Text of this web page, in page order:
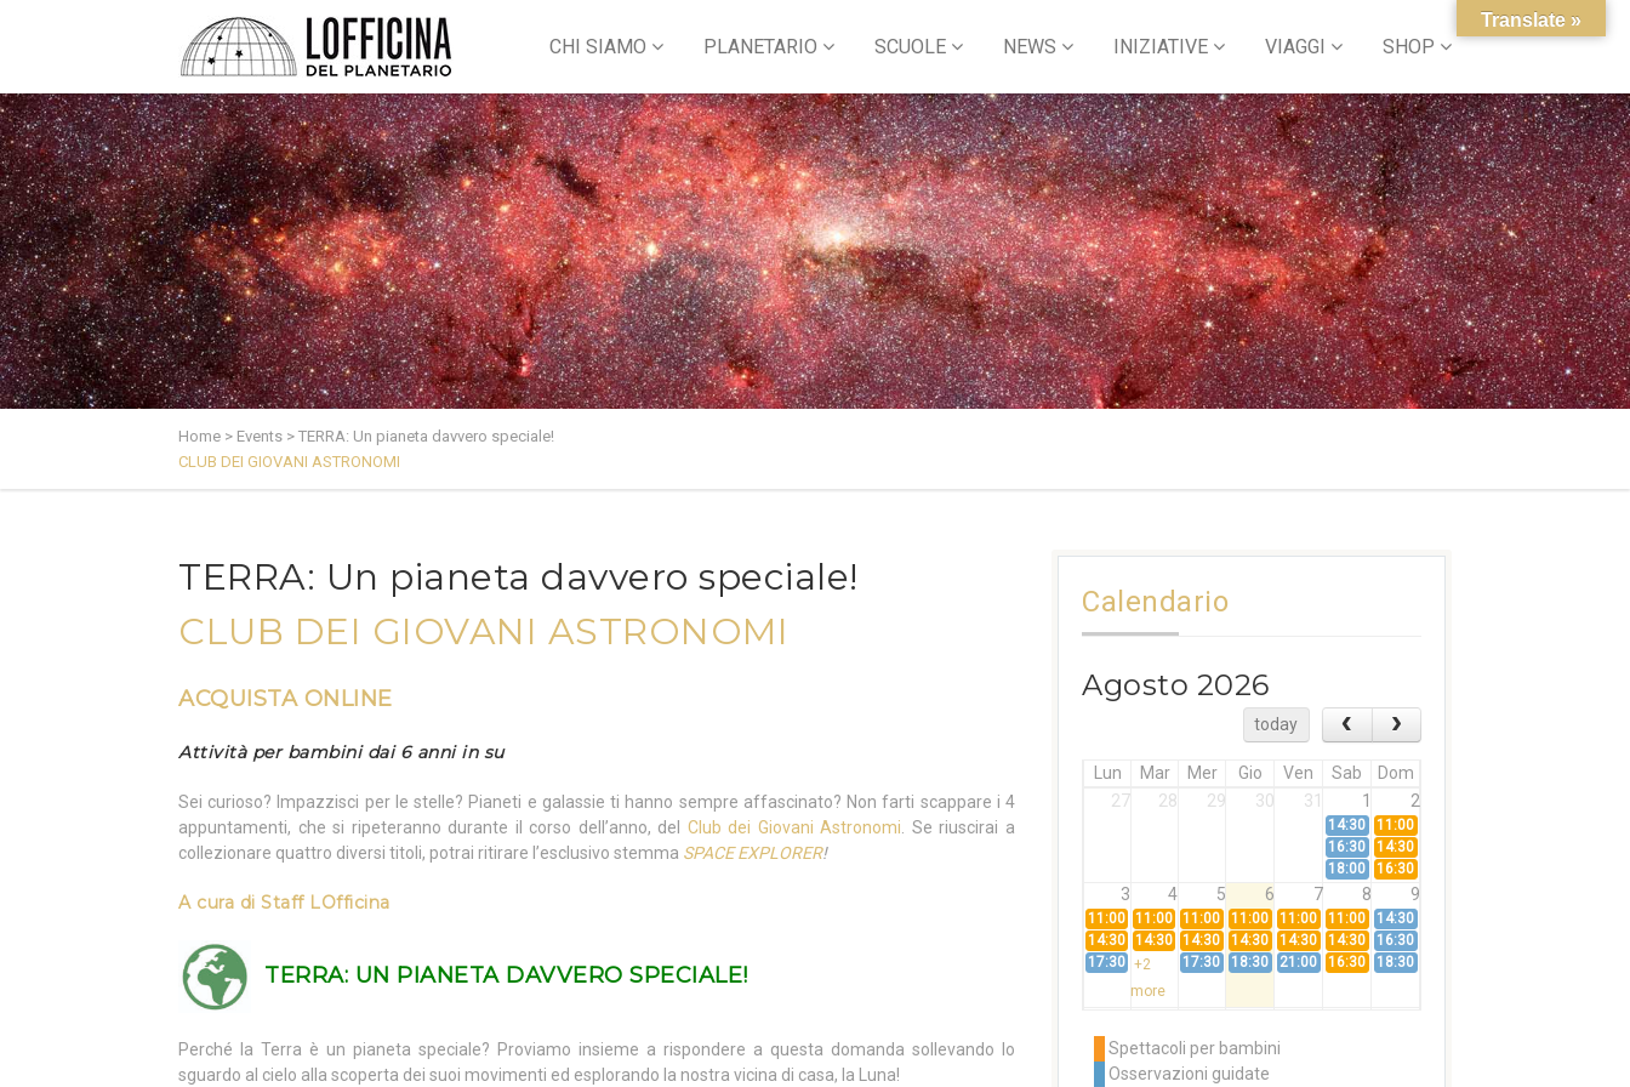
CHI SIAMO PLANETARIO SCUOLE NEWS INIZIATIVE VIAGGI SHOP
Home > Events > TERRA: Un pianeta davvero speciale!
CLUB DEI GIOVANI ASTRONOMI
TERRA: Un pianeta davvero speciale!
CLUB DEI GIOVANI ASTRONOMI
ACQUISTA ONLINE
Attività per bambini dai 6 anni in su
Sei curioso? Impazzisci per le stelle? Pianeti e galassie ti hanno sempre affascinato? Non farti scappare i 4
appuntamenti, che si ripeteranno durante il corso dell’anno, del Club dei Giovani Astronomi . Se riuscirai a
collezionare quattro diversi titoli, potrai ritirare l’esclusivo stemma SPACE EXPLORER!
A cura di Staff LOfficina
TERRA: UN PIANETA DAVVERO SPECIALE!
Perché la Terra è un pianeta speciale? Proviamo insieme a rispondere a questa domanda sollevando lo
sguardo al cielo alla scoperta dei suoi movimenti ed esplorando la nostra vicina di casa, la Luna!
Calendario
Agosto 2026
today
Lun Mar Mer Gio Ven Sab
Dom
27
28 29 30 31 1 2
14:30
11:00
16:30
14:30
18:00
16:30
3 4 5 6 7 8 9
11:00 11:00 11:00 11:00 11:00 11:00
14:30
14:30 14:30 14:30 14:30 14:30 14:30
16:30
17:30 +2
more
17:30 18:30 21:00 16:30 18:30
11:00
14:30
Spettacoli per bambini
Osservazioni guidate
Translate »